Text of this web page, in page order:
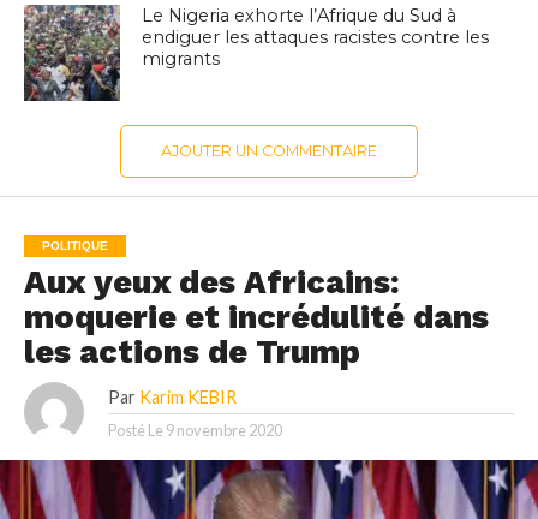
Le Nigeria exhorte l’Afrique du Sud à
endiguer les attaques racistes contre les
migrants
AJOUTER UN COMMENTAIRE
POLITIQUE
Aux yeux des Africains:
moquerie et incrédulité dans
les actions de Trump
Par Karim KEBIR
Posté Le 9 novembre 2020